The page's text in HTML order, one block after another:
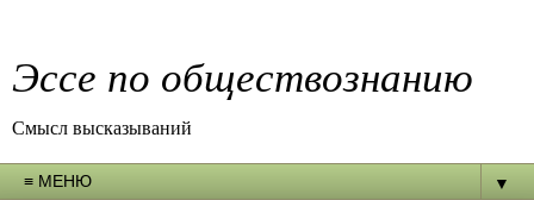
Эссе по обществознанию
Смысл высказываний
▼